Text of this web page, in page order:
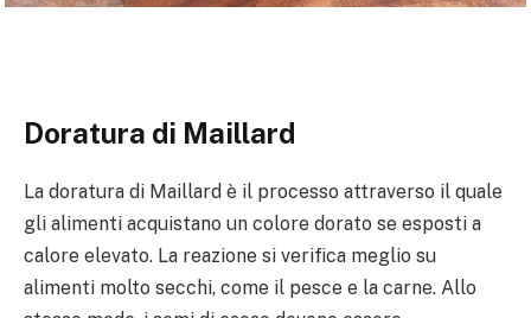
Doratura di Maillard
La doratura di Maillard è il processo attraverso il quale
gli alimenti acquistano un colore dorato se esposti a
calore elevato. La reazione si verifica meglio su
alimenti molto secchi, come il pesce e la carne. Allo